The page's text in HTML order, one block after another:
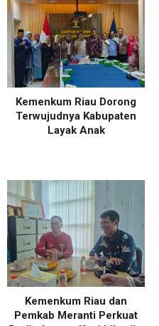
Kemenkum Riau Dorong
Terwujudnya Kabupaten
Layak Anak
Kemenkum Riau dan
Pemkab Meranti Perkuat